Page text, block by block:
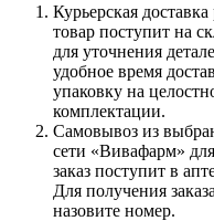
Курьерская
товар поступит на
для уточнения
удобное время
упаковку на
комплектации.
Самовывоз из
сети «Вивафарм»
заказ поступит в
Для получения
назовите номер.